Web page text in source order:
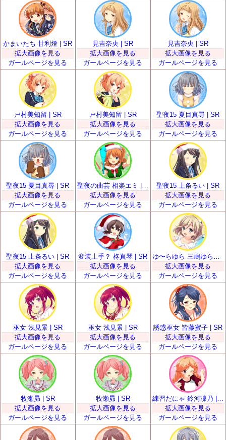
かまいたち 甘利燈 | SR
拡大画像を見る
ガールページを見る
見吉奈央 | SR
拡大画像を見る
ガールページを見る
見吉奈央 | SR
拡大画像を見る
ガールページを見る
戸村美知留 | SR
拡大画像を見る
ガールページを見る
戸村美知留 | SR
拡大画像を見る
ガールページを見る
聖夜15 夏目真尋 | SR
拡大画像を見る
ガールページを見る
聖夜15 夏目真尋 | SR
拡大画像を見る
ガールページを見る
聖夜の曲芸 相楽エミ | SR
拡大画像を見る
ガールページを見る
聖夜15 上条るい | SR
拡大画像を見る
ガールページを見る
聖夜15 上条るい | SR
拡大画像を見る
ガールページを見る
変装上手？ 柊真琴 | SR
拡大画像を見る
ガールページを見る
拡大画像を見る
ガールページを見る
巫女 浅見景 | SR
拡大画像を見る
ガールページを見る
巫女 浅見景 | SR
拡大画像を見る
ガールページを見る
誘惑巫女 皆藤蜜子 | SR
拡大画像を見る
ガールページを見る
牧瀬昴 | SR
拡大画像を見る
ガールページを見る
牧瀬昴 | SR
拡大画像を見る
ガールページを見る
練習だにゃ 鈴河凜乃 | SR
拡大画像を見る
ガールページを見る